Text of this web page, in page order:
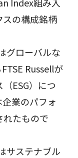
の構成銘柄
グローバルな
Russellが
ESG）につ
業のパフォ
れたもので
サステナブル